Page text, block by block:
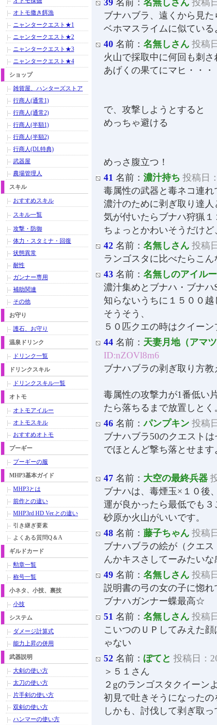
39 名前： 名無しさん 投稿
ブナハブラ、遠くから見た
ベホマスライムに似てい
40 名前： 名無しさん 投稿
火山で採取中に何回も刺さ
あげくの果てにマヒ・・・
で、攻撃しようとすると
めっちゃ避ける
めっさ腹立つ！
41 名前： 濃汁持ち 投稿日
毒属性の武器と毒ネコ連
濃汁のために剥ぎ取り達
気が付いたらブナハ狩猟
ちょっとかわいそうだけ
42 名前： 名無しさん 投稿
ランゴスタに比べたらこん
43 名前： 名無しのアイルー
濃汁集めとブナハ・ブナ
知らないうちに１５００
そうそう、
５０匹クエの時はクイー
44 名前： 天妻月地（アマ
ID:nZOVl8m6
ブナハブラの剥ぎ取り方教
毒属性の攻撃力が1番低い
たら落ちるまで放置しと
46 名前：パンプキン 投稿
ブナハブラ50のクエスト
でほとんど撃ち落とせます
47 名前： 大空の最終兵器
ブナハは、毒煙玉×１０後
運が良かったら最低でも
砂原か火山がいいです。
48 名前： 藤子ちゃん 投稿
ブナハブラの絵が（クエ
んかキスさしてーみたい
49 名前： 名無しさん 投稿
説明書の弓の女の子に惚
ブナハガンナー蝶最高☆
51 名前： 名無しさん 投稿
こいつのＵＰしてみえた
ゃない
52 名前： ぽてと 投稿日：
＞５１さん
２gのランゴスタクイーン
初見で吐きそうになった
しかも、討伐して剥ぎ取
オトモ撒き餌漁
ニャンタークエスト★1
ニャンタークエスト★2
ニャンタークエスト★3
ニャンタークエスト★4
ショップ
雑貨屋、ハンターズストア
行商人(通常1)
行商人(通常2)
行商人(半額1)
行商人(半額2)
行商人(DL特典)
武器屋
農場管理人
スキル
おすすめスキル
スキル一覧
攻撃・防御
体力・スタミナ・回復
状態異常
耐性
ガンナー専用
補助関連
その他
お守り
護石、お守り
温泉ドリンク
ドリンク一覧
ドリンクスキル
ドリンクスキル一覧
オトモ
オトモアイルー
オトモスキル
おすすめオトモ
プーギー
プーギーの服
MHP3基本ガイド
MHP3とは
前作との違い
MHP3rd HD Ver.との違い
引き継ぎ要素
よくある質問Q＆A
ギルドカード
勲章一覧
称号一覧
小ネタ、小技、裏技
小技
システム
ダメージ計算式
能力上昇の併用
武器説明
大剣の使い方
太刀の使い方
片手剣の使い方
双剣の使い方
ハンマーの使い方